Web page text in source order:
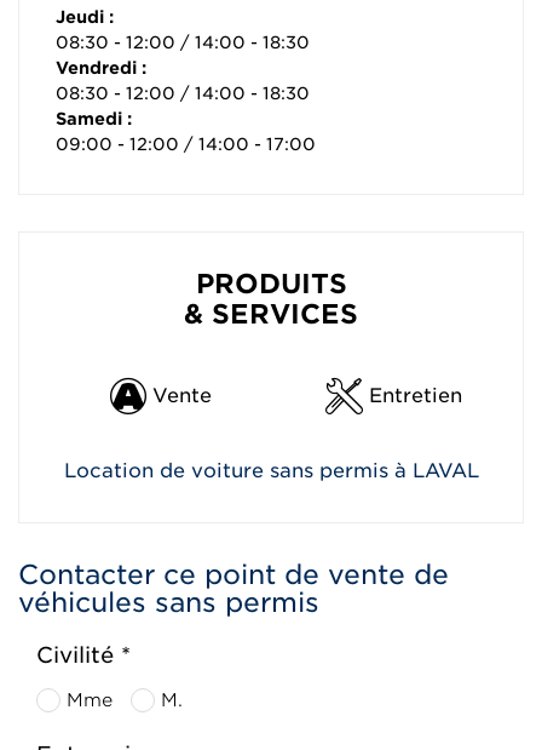
Jeudi :
08:30 - 12:00 / 14:00 - 18:30
Vendredi :
08:30 - 12:00 / 14:00 - 18:30
Samedi :
09:00 - 12:00 / 14:00 - 17:00
PRODUITS
& SERVICES
Vente Entretien
Location de voiture sans permis à LAVAL
Contacter ce point de vente de
véhicules sans permis
Civilité *
Mme M.